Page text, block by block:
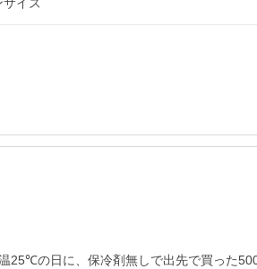
サイズ
25℃の日に、保冷剤無しで出先で買った